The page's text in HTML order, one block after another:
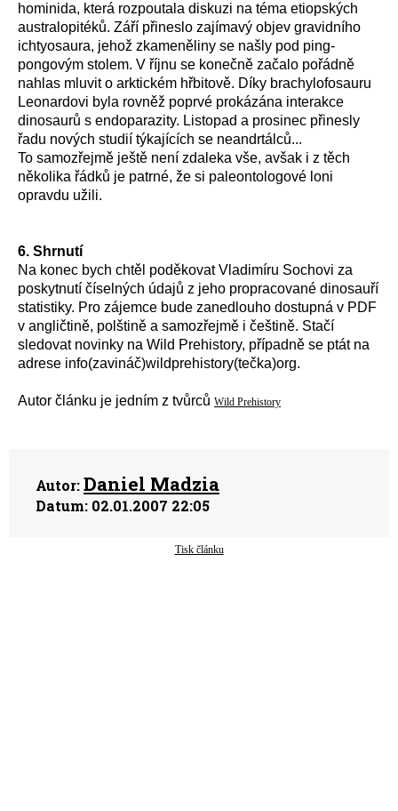
hominida, která rozpoutala diskuzi na téma etiopských
australopitéků. Září přineslo zajímavý objev gravidního
ichtyosaura, jehož zkameněliny se našly pod ping-
pongovým stolem. V říjnu se konečně začalo pořádně
nahlas mluvit o arktickém hřbitově. Díky brachylofosauru
Leonardovi byla rovněž poprvé prokázána interakce
dinosaurů s endoparazity. Listopad a prosinec přinesly
řadu nových studií týkajících se neandrtálců...
To samozřejmě ještě není zdaleka vše, avšak i z těch
několika řádků je patrné, že si paleontologové loni
opravdu užili.
6. Shrnutí
Na konec bych chtěl poděkovat Vladimíru Sochovi za
poskytnutí číselných údajů z jeho propracované dinosauří
statistiky. Pro zájemce bude zanedlouho dostupná v PDF
v angličtině, polštině a samozřejmě i češtině. Stačí
sledovat novinky na Wild Prehistory, případně se ptát na
adrese info(zavináč)wildprehistory(tečka)org.
Autor článku je jedním z tvůrců Wild Prehistory
Autor:Daniel Madzia
Datum: 02.01.2007 22:05
Tisk článku